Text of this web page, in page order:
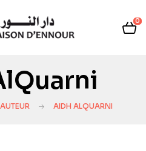
0
AIDH ALQUARNI